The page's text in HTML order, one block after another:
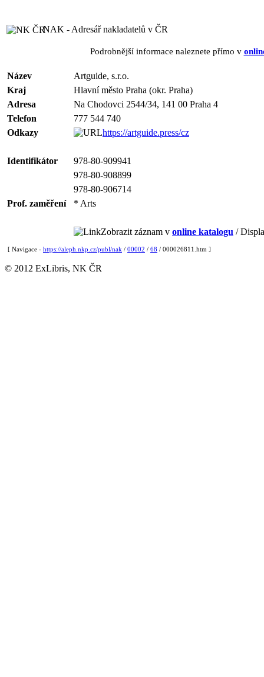
NAK - Adresář nakladatelů v ČR
Podrobnější informace naleznete přímo v
Název
Artguide, s.r.o.
Kraj
Hlavní město Praha (okr. Praha)
Adresa
Na Chodovci 2544/34, 141 00 Praha 4
Telefon
777 544 740
Odkazy
https://artguide.press/cz
Identifikátor
978-80-909941
978-80-908899
978-80-906714
Prof. zaměření
* Arts
Zobrazit záznam v online katalogu /
[ Navigace - https://aleph.nkp.cz/publ/nak / 00002 / 68 / 000026811.htm ]
© 2012 ExLibris, NK ČR